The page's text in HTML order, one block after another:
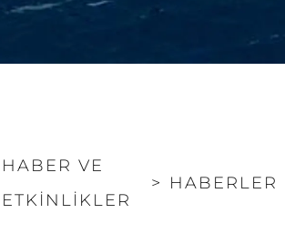
HABER VE
ETKINLIKLER
> HABERLER